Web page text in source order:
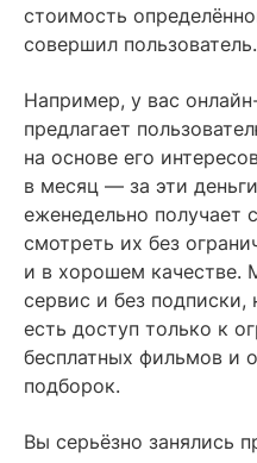
стоимость
совершил пользователь.
Например, у вас
предлагает
на основе его
в месяц — за эти
еженедельно получает
смотреть их без
и в хорошем качестве.
сервис и без подписки,
есть доступ только к
бесплатных фильмов и
подборок.
Вы серьёзно занялись